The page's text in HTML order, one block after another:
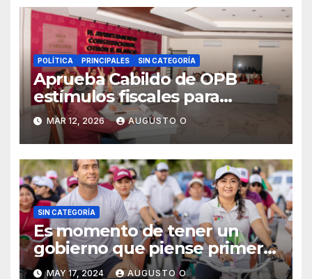
POLÍTICA PRINCIPALES SIN CATEGORÍA
Aprueba Cabildo de OPB
estímulos fiscales para
emprendedores y
regularización patrimonial
MAR 12, 2026 AUGUSTO O
SIN CATEGORÍA
Es momento de tener un
gobierno que piense primero
en el pueblo: Diego Castañón
MAY 17, 2024 AUGUSTO O